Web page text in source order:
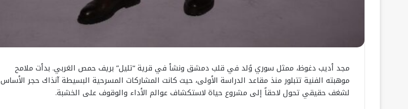
مجد أديب دغوظ، ممثل سوري وُلد في قلب دمشق ونشأ في قرية “تليل” بريف حمص الغربي. بدأت ملامح
موهبته الفنية تتبلور منذ مقاعد الدراسة الأولى، حيث كانت المشاركات المسرحية البسيطة آنذاك حجر الأساس
لشغف حقيقي تحول لاحقاً إلى مشروع حياة لاستكشاف عوالم الأداء والوقوف على الخشبة.